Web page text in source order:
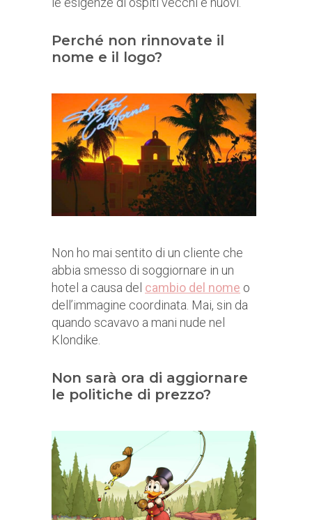
Perché non rinnovate il
nome e il logo?
Non ho mai sentito di un cliente che
abbia smesso di soggiornare in un
hotel a causa del cambio del nome o
dell’immagine coordinata. Mai, sin da
quando scavavo a mani nude nel
Klondike.
Non sarà ora di aggiornare
le politiche di prezzo?